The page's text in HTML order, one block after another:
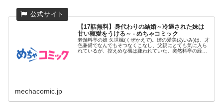
【17話無料】身代わりの結婚～冷遇された妹は
甘い寵愛をうける～ - めちゃコミック
老舗料亭の娘 久世楓(くぜかえで)。姉の愛美(あいみ)は、才
色兼備でなんでもそつなくこなし、父親にとても気に入ら
れているが、控えめな楓は嫌われていた。突然料亭の経営
mechacomic.jp